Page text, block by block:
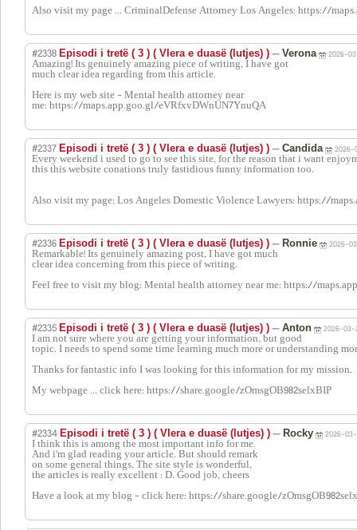
Also visit my page ... CriminalDefense Attorney Los Angeles: https://
#2338 Episodi i tretë ( 3 ) ( Vlera e duasë (lutjes) ) — Verona 2026-
Amazing! Its genuinely amazing piece of writing, I have got
much clear idea regarding from this article.
Here is my web site - Mental health attorney near
me: https://maps.app.goo.gl/eVRfxvDWnUN7YnuQA
#2337 Episodi i tretë ( 3 ) ( Vlera e duasë (lutjes) ) — Candida 2026-
Every weekend i used to go to see this site, for the reason that i want
this this website conations truly fastidious funny information too.
Also visit my page; Los Angeles Domestic Violence Lawyers: https://
#2336 Episodi i tretë ( 3 ) ( Vlera e duasë (lutjes) ) — Ronnie 2026-
Remarkable! Its genuinely amazing post, I have got much
clear idea concerning from this piece of writing.
Feel free to visit my blog: Mental health attorney near me: https://
#2335 Episodi i tretë ( 3 ) ( Vlera e duasë (lutjes) ) — Anton 2026-03-
I am not sure where you are getting your information, but good
topic. I needs to spend some time learning much more or understanding
Thanks for fantastic info I was looking for this information for my mission.
My webpage ... click here: https://share.google/zOmsgOB982selxBIP
#2334 Episodi i tretë ( 3 ) ( Vlera e duasë (lutjes) ) — Rocky 2026-
I think this is among the most important info for me.
And i'm glad reading your article. But should remark
on some general things, The site style is wonderful,
the articles is really excellent : D. Good job, cheers
Have a look at my blog - click here: https://share.google/